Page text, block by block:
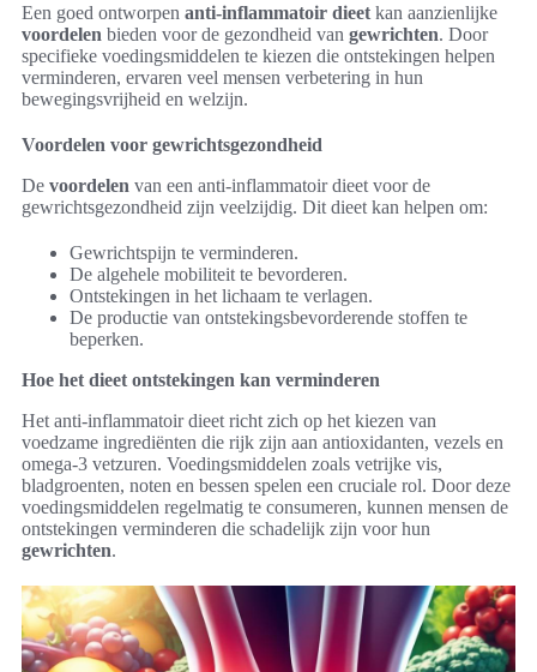
Een goed ontworpen anti-inflammatoir dieet kan aanzienlijke
voordelen bieden voor de gezondheid van gewrichten. Door
specifieke voedingsmiddelen te kiezen die ontstekingen helpen
verminderen, ervaren veel mensen verbetering in hun
bewegingsvrijheid en welzijn.
Voordelen voor gewrichtsgezondheid
De voordelen van een anti-inflammatoir dieet voor de
gewrichtsgezondheid zijn veelzijdig. Dit dieet kan helpen om:
Gewrichtspijn te verminderen.
De algehele mobiliteit te bevorderen.
Ontstekingen in het lichaam te verlagen.
De productie van ontstekingsbevorderende stoffen te
beperken.
Hoe het dieet ontstekingen kan verminderen
Het anti-inflammatoir dieet richt zich op het kiezen van
voedzame ingrediënten die rijk zijn aan antioxidanten, vezels en
omega-3 vetzuren. Voedingsmiddelen zoals vetrijke vis,
bladgroenten, noten en bessen spelen een cruciale rol. Door deze
voedingsmiddelen regelmatig te consumeren, kunnen mensen de
ontstekingen verminderen die schadelijk zijn voor hun
gewrichten.